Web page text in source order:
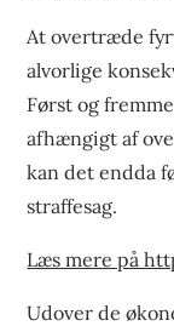
At overtræde
alvorlige
Først og
afhængigt af
kan det endda
straffesag.
Læs mere på
Udover de